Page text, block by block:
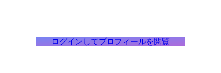
ログインしてプロフィールを閲覧